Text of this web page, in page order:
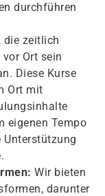
durchführen
die zeitlich
Ort sein
Diese Kurse
Ort mit
eigenen Tempo
Unterstützung
Wir bieten
darunter